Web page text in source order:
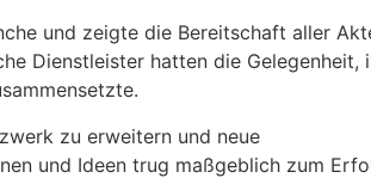
und zeigte die Bereitschaft aller
Dienstleister hatten die Gelegenheit,
zu erweitern und neue
und Ideen trug maßgeblich zum